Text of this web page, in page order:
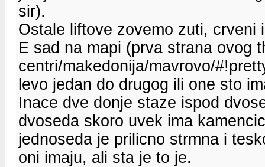
sir).
Ostale liftove zovemo zuti, crveni
E sad na mapi (prva strana ovog
centri/makedonija/mavrovo/
levo jedan do drugog ili one sto
Inace dve donje staze ispod
dvoseda skoro uvek ima
jednoseda je prilicno strmna i
oni imaju, ali sta je to je.